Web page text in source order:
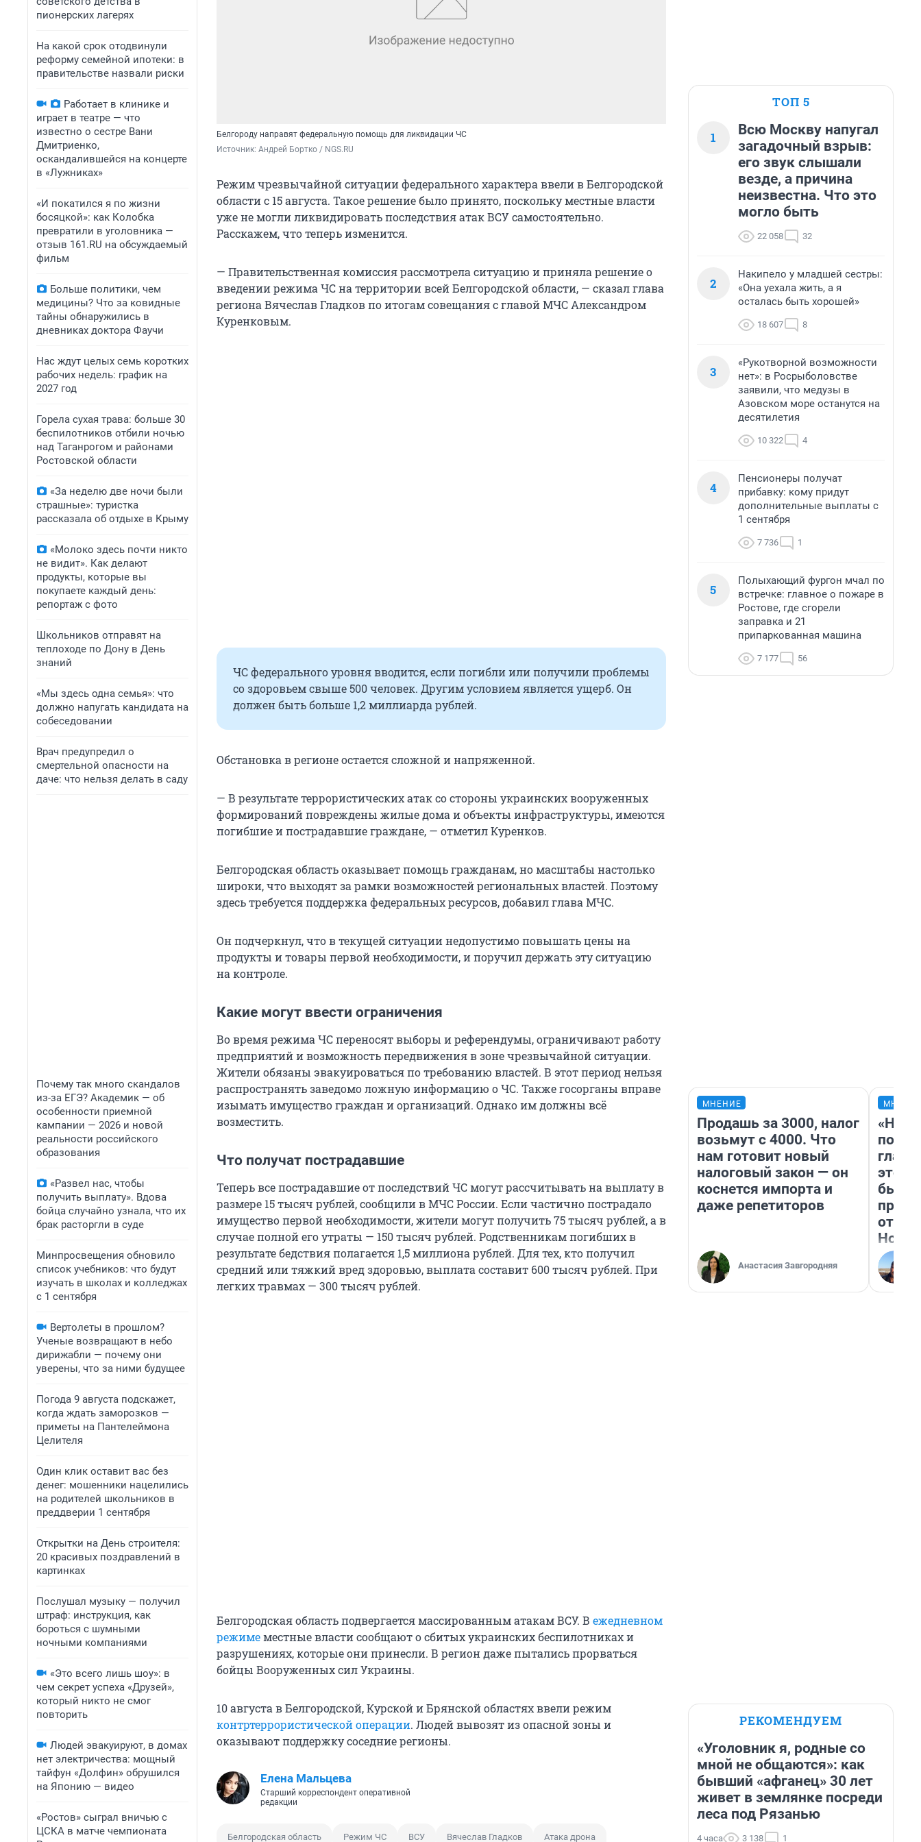
пионерских лагерях
На какой срок отодвинули
реформу семейной ипотеки: в
правительстве назвали риски
Работает в клинике и
играет в театре — что
известно о сестре Вани
Дмитриенко,
оскандалившейся на концерте
в «Лужниках»
«И покатился я по жизни
босяцкой»: как Колобка
превратили в уголовника —
отзыв 161.RU на обсуждаемый
фильм
Больше политики, чем
медицины? Что за ковидные
тайны обнаружились в
дневниках доктора Фаучи
Нас ждут целых семь коротких
рабочих недель: график на
2027 год
Горела сухая трава: больше 30
беспилотников отбили ночью
над Таганрогом и районами
Ростовской области
«За неделю две ночи были
страшные»: туристка
рассказала об отдыхе в Крыму
«Молоко здесь почти никто
не видит». Как делают
продукты, которые вы
покупаете каждый день:
репортаж с фото
Школьников отправят на
теплоходе по Дону в День
знаний
«Мы здесь одна семья»: что
должно напугать кандидата на
собеседовании
Врач предупредил о
смертельной опасности на
даче: что нельзя делать в саду
Почему так много скандалов
из-за ЕГЭ? Академик — об
особенности приемной
кампании — 2026 и новой
реальности российского
образования
«Развел нас, чтобы
получить выплату». Вдова
бойца случайно узнала, что их
брак расторгли в суде
Минпросвещения обновило
список учебников: что будут
изучать в школах и колледжах
с 1 сентября
Вертолеты в прошлом?
Ученые возвращают в небо
дирижабли — почему они
уверены, что за ними будущее
Погода 9 августа подскажет,
когда ждать заморозков —
приметы на Пантелеймона
Целителя
Один клик оставит вас без
денег: мошенники нацелились
на родителей школьников в
преддверии 1 сентября
Открытки на День строителя:
20 красивых поздравлений в
картинках
Послушал музыку — получил
штраф: инструкция, как
бороться с шумными
ночными компаниями
«Это всего лишь шоу»: в
чем секрет успеха «Друзей»,
который никто не смог
повторить
Людей эвакуируют, в домах
нет электричества: мощный
тайфун «Долфин» обрушился
на Японию — видео
«Ростов» сыграл вничью с
ЦСКА в матче чемпионата
Белгороду направят федеральную помощь для ликвидации ЧС
Источник: Андрей Бортко / NGS.RU
Режим чрезвычайной ситуации федерального характера ввели в Белгородской
области с 15 августа. Такое решение было принято, поскольку местные власти
уже не могли ликвидировать последствия атак ВСУ самостоятельно.
Расскажем, что теперь изменится.
— Правительственная комиссия рассмотрела ситуацию и приняла решение о
введении режима ЧС на территории всей Белгородской области, — сказал глава
региона Вячеслав Гладков по итогам совещания с главой МЧС Александром
Куренковым.
ЧС федерального уровня вводится, если погибли или получили проблемы
со здоровьем свыше 500 человек. Другим условием является ущерб. Он
должен быть больше 1,2 миллиарда рублей.
Обстановка в регионе остается сложной и напряженной.
— В результате террористических атак со стороны украинских вооруженных
формирований повреждены жилые дома и объекты инфраструктуры, имеются
погибшие и пострадавшие граждане, — отметил Куренков.
Белгородская область оказывает помощь гражданам, но масштабы настолько
широки, что выходят за рамки возможностей региональных властей. Поэтому
здесь требуется поддержка федеральных ресурсов, добавил глава МЧС.
Он подчеркнул, что в текущей ситуации недопустимо повышать цены на
продукты и товары первой необходимости, и поручил держать эту ситуацию
на контроле.
Какие могут ввести ограничения
Во время режима ЧС переносят выборы и референдумы, ограничивают работу
предприятий и возможность передвижения в зоне чрезвычайной ситуации.
Жители обязаны эвакуироваться по требованию властей. В этот период нельзя
распространять заведомо ложную информацию о ЧС. Также госорганы вправе
изымать имущество граждан и организаций. Однако им должны всё
возместить.
Что получат пострадавшие
Теперь все пострадавшие от последствий ЧС могут рассчитывать на выплату в
размере 15 тысяч рублей, сообщили в МЧС России. Если частично пострадало
имущество первой необходимости, жители могут получить 75 тысяч рублей, а в
случае полной его утраты — 150 тысяч рублей. Родственникам погибших в
результате бедствия полагается 1,5 миллиона рублей. Для тех, кто получил
средний или тяжкий вред здоровью, выплата составит 600 тысяч рублей. При
легких травмах — 300 тысяч рублей.
Белгородская область подвергается массированным атакам ВСУ. В ежедневном
режимеместные власти сообщают о сбитых украинских беспилотниках и
разрушениях, которые они принесли. В регион даже пытались прорваться
бойцы Вооруженных сил Украины.
10 августа в Белгородской, Курской и Брянской областях ввели режим
контртеррористической операции. Людей вывозят из опасной зоны и
оказывают поддержку соседние регионы.
Елена Мальцева
Старший корреспондент оперативной
редакции
Белгородская область Режим ЧС ВСУ Вячеслав Гладков Атака дрона
ТОП 5
1
Всю Москву напугал
загадочный взрыв:
его звук слышали
везде, а причина
неизвестна. Что это
могло быть
22 058 32
2
Накипело у младшей сестры:
«Она уехала жить, а я
осталась быть хорошей»
18 607 8
3
«Рукотворной возможности
нет»: в Росрыболовстве
заявили, что медузы в
Азовском море останутся на
десятилетия
10 322 4
4
Пенсионеры получат
прибавку: кому придут
дополнительные выплаты с
1 сентября
7 736 1
5
Полыхающий фургон мчал по
встречке: главное о пожаре в
Ростове, где сгорели
заправка и 21
припаркованная машина
7 177 56
МНЕНИЕ
Продашь за 3000, налог
возьмут с 4000. Что
нам готовит новый
налоговый закон — он
коснется импорта и
даже репетиторов
Анастасия Завгородняя
этого
бьет
РЕКОМЕНДУЕМ
«Уголовник я, родные со
мной не общаются»: как
бывший «афганец» 30 лет
живет в землянке посреди
леса под Рязанью
4 часа 3 138 1